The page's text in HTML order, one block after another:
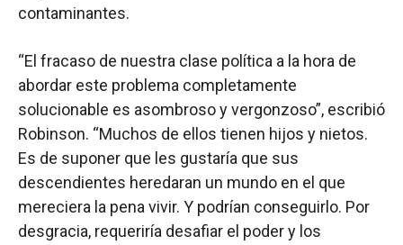
contaminantes.
“El fracaso de nuestra clase política a la hora de
abordar este problema completamente
solucionable es asombroso y vergonzoso”, escribió
Robinson. “Muchos de ellos tienen hijos y nietos.
Es de suponer que les gustaría que sus
descendientes heredaran un mundo en el que
mereciera la pena vivir. Y podrían conseguirlo. Por
desgracia, requeriría desafiar el poder y los